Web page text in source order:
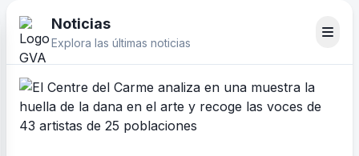
Noticias
Explora las últimas noticias